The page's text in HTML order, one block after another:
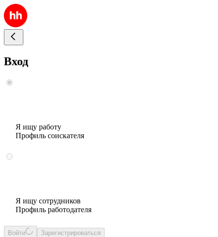
Вход
Я ищу работу
Профиль соискателя
Я ищу сотрудников
Профиль работодателя
Войти Зарегистрироваться